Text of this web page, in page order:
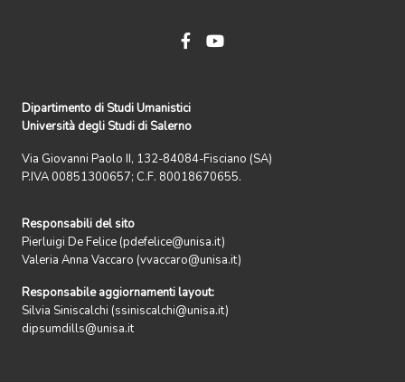
Dipartimento di Studi Umanistici
Università degli Studi di Salerno
Via Giovanni Paolo II, 132-84084-Fisciano (SA)
P.IVA 00851300657; C.F. 80018670655.
Responsabili del sito
Pierluigi De Felice (pdefelice@unisa.it)
Valeria Anna Vaccaro (vvaccaro@unisa.it)
Responsabile aggiornamenti layout:
Silvia Siniscalchi (ssiniscalchi@unisa.it)
dipsumdills@unisa.it